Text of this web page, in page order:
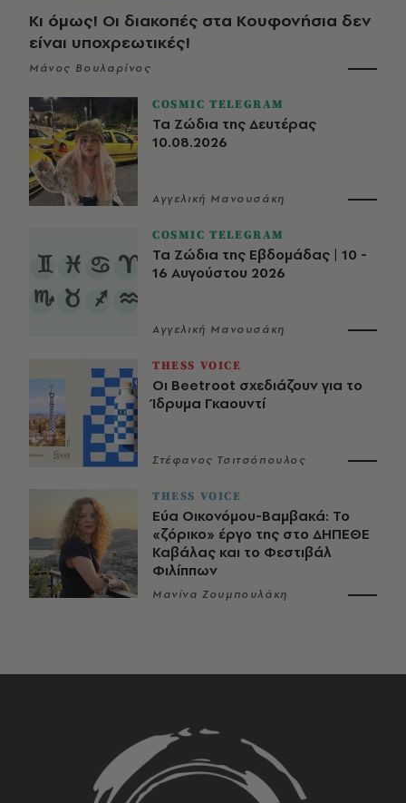
Κι όμως! Οι διακοπές στα Κουφονήσια δεν
είναι υποχρεωτικές!
Μάνος Βουλαρίνος
COSMIC TELEGRAM
Τα Ζώδια της Δευτέρας
10.08.2026
Αγγελική Μανουσάκη
COSMIC TELEGRAM
Τα Ζώδια της Εβδομάδας | 10 -
16 Αυγούστου 2026
Αγγελική Μανουσάκη
THESS VOICE
Οι Beetroot σχεδιάζουν για το
Ίδρυμα Γκαουντί
Στέφανος Τσιτσόπουλος
THESS VOICE
Εύα Οικονόμου-Βαμβακά: Το
«ζόρικο» έργο της στο ΔΗΠΕΘΕ
Καβάλας και το Φεστιβάλ
Φιλίππων
Μανίνα Ζουμπουλάκη